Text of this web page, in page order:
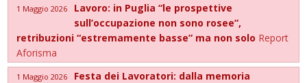
1 Maggio 2026
Lavoro: in Puglia “le prospettive
sull’occupazione non sono rosee”,
retribuzioni “estremamente basse” ma non solo Report
Aforisma
1 Maggio 2026
Festa dei Lavoratori: dalla memoria